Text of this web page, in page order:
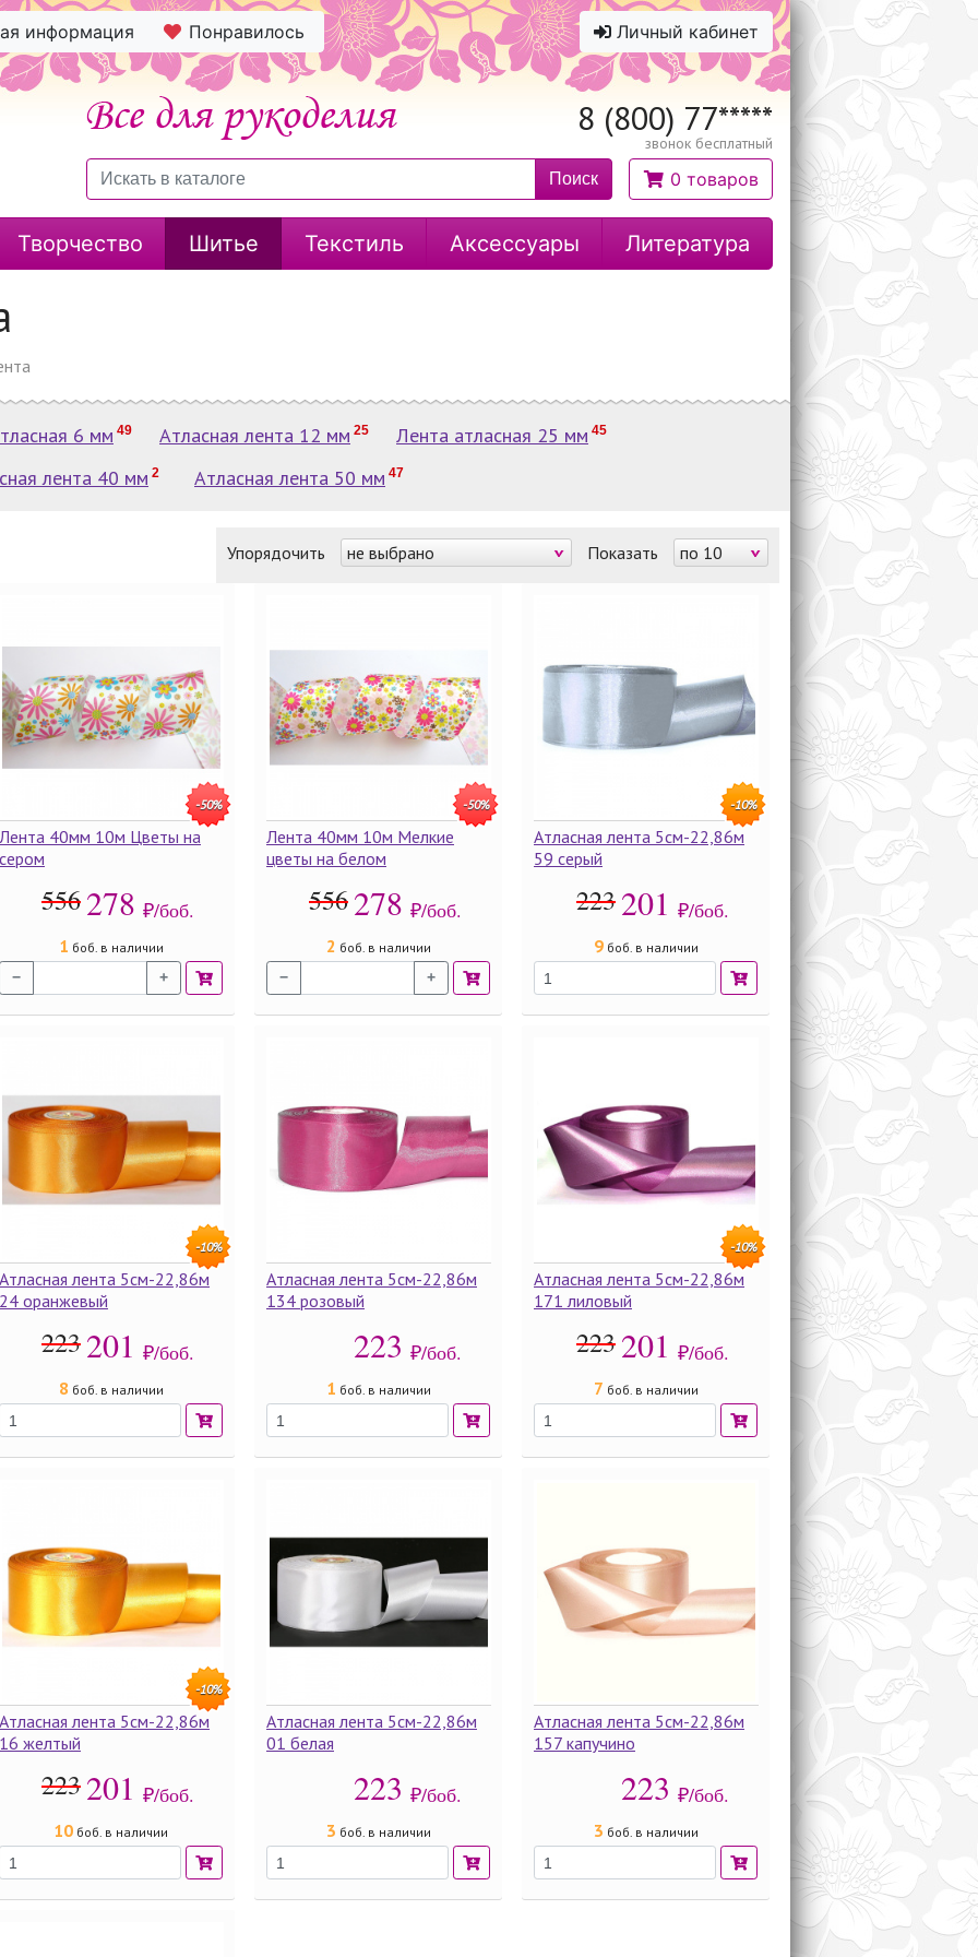
информация Понравилось Личный кабинет
8 (800) 77*****
звонок бесплатный
Поиск 0 товаров
Творчество Шитье Текстиль Аксессуары Литература
6 мм 49 Атласная лента 12 мм 25 Лента атласная 25 мм 45
лента 40 мм 2 Атласная лента 50 мм 47
Упорядочить не выбрано Показать по 10
-50%
Лента 40мм 10м Цветы на
сером
556278 ₽/боб.
1 боб. в наличии
− +
-50%
Лента 40мм 10м Мелкие
цветы на белом
556278 ₽/боб.
2 боб. в наличии
− +
-10%
Атласная лента 5см-22,86м
59 серый
223201 ₽/боб.
9боб. в наличии
-10%
Атласная лента 5см-22,86м
24 оранжевый
223201 ₽/боб.
8 боб. в наличии
Атласная лента 5см-22,86м
134 розовый
223 ₽/боб.
1 боб. в наличии
-10%
Атласная лента 5см-22,86м
171 лиловый
223201 ₽/боб.
7 боб. в наличии
-10%
Атласная лента 5см-22,86м
16 желтый
223201 ₽/боб.
10 боб. в наличии
Атласная лента 5см-22,86м
01 белая
223 ₽/боб.
3 боб. в наличии
Атласная лента 5см-22,86м
157 капучино
223 ₽/боб.
3 боб. в наличии